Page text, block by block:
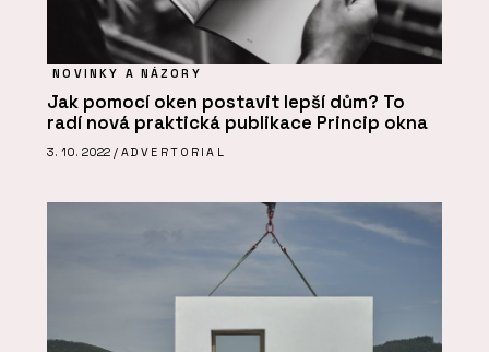
NOVINKY A NÁZORY
Jak pomocí oken postavit lepší dům? To
radí nová praktická publikace Princip okna
3. 10. 2022 / ADVERTORIAL